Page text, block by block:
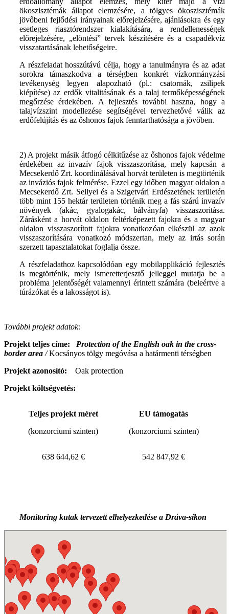
ökoszisztémák állapot elemzésére, a tölgyes ökoszisztémák
jövőbeni fejlődési irányainak előrejelzésére, ajánlásokra és egy
esetleges riasztórendszer kialakítására, a rendellenességek
előrejelzésére, „elöntési” tervek készítésére és a csapadékvíz
visszatartásának lehetőségeire.
A részfeladat hosszútávú célja, hogy a tanulmányra és az adat
sorokra támaszkodva a térségben konkrét vízkormányzási
tevékenység legyen alapozható (pl.: csatornák, zsilipek
kiépítése) az erdők vitalitásának és a talaj termőképességének
megőrzése érdekében. A fejlesztés további haszna, hogy a
talajvízszint modellezése segítségével tervezhetővé válik az
erdőfelújítás és az őshonos fajok fenntarthatósága a jövőben.
2) A projekt másik átfogó célkitűzése az őshonos fajok védelme
érdekében az invazív fajok visszaszorítása, mely kapcsán a
Mecsekerdő Zrt. koordinálásával horvát területen is megtörténik
az inváziós fajok felmérése. Ezzel egy időben magyar oldalon a
Mecsekerdő Zrt. Sellyei és a Szigetvári Erdészetének területén
több mint 155 hektár területen történik meg a fás szárú invazív
növények (akác, gyalogakác, bálványfa) visszaszorítása.
Zárásként a horvát oldalon feltérképezett fajokra és a magyar
oldalon visszaszorított fajokra vonatkozóan elkészül az azok
visszaszorítására vonatkozó módszertan, mely az irtás során
szerzett tapasztalatokat foglalja össze.
A részfeladathoz kapcsolódóan egy mobilapplikáció fejlesztés
is megtörténik, mely ismeretterjesztő jelleggel mutatja be a
probléma jelentőségét valamennyi érintett számára (beleértve a
túrázókat és a lakosságot is).
További projekt adatok:
Projekt teljes címe: Protection of the English oak in the cross-
border area /Kocsányos tölgy megóvása a határmenti térségben
Projekt azonosító: Oak protection
Projekt költségvetés:
Teljes projekt méret
(konzorciumi szinten)
EU támogatás
(konzorciumi szinten)
638 644,62 € 542 847,92 €
Monitoring kutak tervezett elhelyezkedése a Dráva-síkon